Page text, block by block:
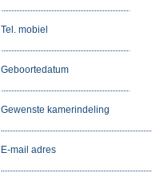
Tel. mobiel
Geboortedatum
Gewenste kamerindeling
E-mail adres